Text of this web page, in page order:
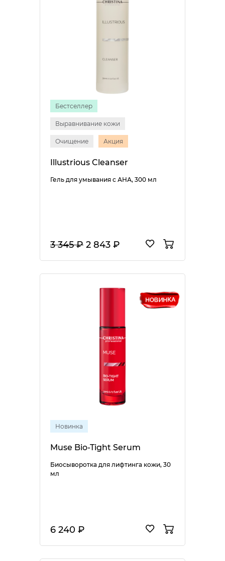
Бестселлер
Выравнивание кожи
Очищение Акция
Illustrious Cleanser
Гель для умывания с АНА, 300 мл
3 345 ₽ 2 843 ₽
Новинка
Muse Bio-Tight Serum
Биосыворотка для лифтинга кожи, 30
мл
6 240 ₽